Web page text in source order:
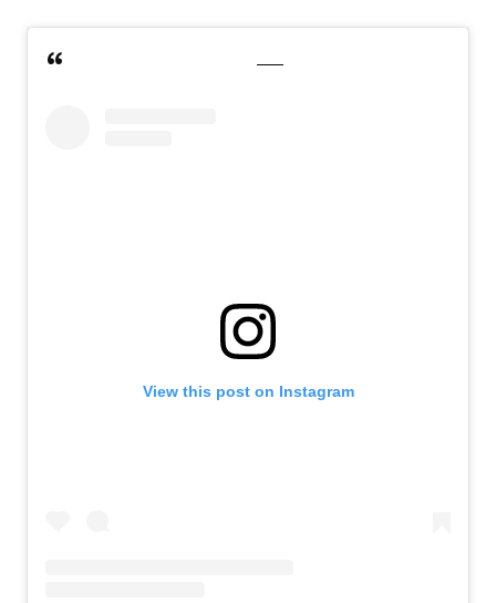
View this post on Instagram